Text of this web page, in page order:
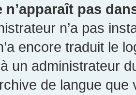
n’apparaît pas
n’a pas
encore traduit le
un administrateur
de langue